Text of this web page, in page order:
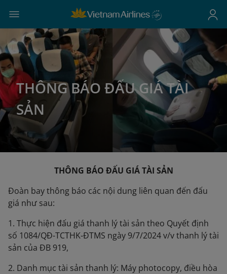
THÔNG BÁO ĐẤU GIÁ TÀI
SẢN
THÔNG BÁO ĐẤU GIÁ TÀI SẢN
Đoàn bay thông báo các nội dung liên quan đến đấu
giá như sau:
1. Thực hiện đấu giá thanh lý tài sản theo Quyết định
số 1084/QĐ-TCTHK-ĐTMS ngày 9/7/2024 v/v thanh lý tài
sản của ĐB 919,
2. Danh mục tài sản thanh lý: Máy photocopy, điều hòa